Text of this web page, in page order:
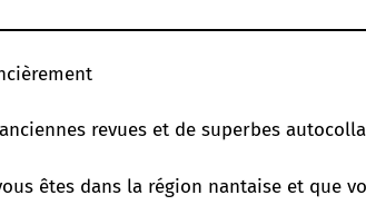
revues et de superbes
êtes dans la région nantaise et que